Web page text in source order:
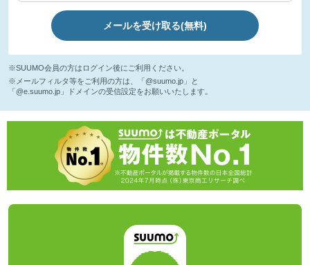
メールを受け取る(無料)
※SUUMO会員の方はログイン後にご利用ください。
※メールフィルタ等をご利用の方は、「@suumo.jp」と
「@e.suumo.jp」ドメインの受信設定をお願いいたします。